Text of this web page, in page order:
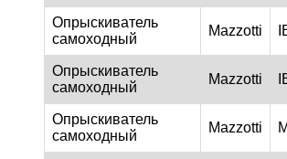
Опрыскиватель
самоходный
Mazzotti
Опрыскиватель
самоходный
Mazzotti
Опрыскиватель
самоходный
Mazzotti